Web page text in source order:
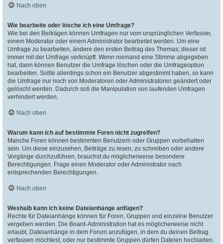
Nach oben
Wie bearbeite oder lösche ich eine Umfrage?
Wie bei den Beiträgen können Umfragen nur vom ursprünglichen Verfasser,
einem Moderator oder einem Administrator bearbeitet werden. Um eine
Umfrage zu bearbeiten, ändere den ersten Beitrag des Themas; dieser ist
immer mit der Umfrage verknüpft. Wenn niemand eine Stimme abgegeben
hat, dann können Benutzer die Umfrage löschen oder die Umfrageoption
bearbeiten. Sollte allerdings schon ein Benutzer abgestimmt haben, so kann
die Umfrage nur noch von Moderatoren oder Administratoren geändert oder
gelöscht werden. Dadurch soll die Manipulation von laufenden Umfragen
verhindert werden.
Nach oben
Warum kann ich auf bestimmte Foren nicht zugreifen?
Manche Foren können bestimmten Benutzern oder Gruppen vorbehalten
sein. Um diese einzusehen, Beiträge zu lesen, zu schreiben oder andere
Vorgänge durchzuführen, brauchst du möglicherweise besondere
Berechtigungen. Frage einen Moderator oder Administrator nach
entsprechenden Berechtigungen.
Nach oben
Weshalb kann ich keine Dateianhänge anfügen?
Rechte für Dateianhänge können für Foren, Gruppen und einzelne Benutzer
vergeben werden. Die Board-Administration hat es möglicherweise nicht
erlaubt, Dateianhänge in dem Forum anzufügen, in dem du deinen Beitrag
verfassen möchtest, oder nur bestimmte Gruppen dürfen Dateien hochladen.